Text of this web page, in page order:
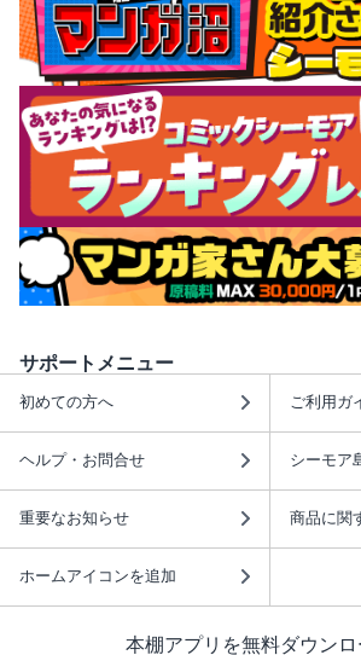
サポートメニュー
初めての方へ ご利用ガ
ヘルプ・お問合せ シーモア
重要なお知らせ 商品に関
ホームアイコンを追加
本棚アプリを無料ダウンロ